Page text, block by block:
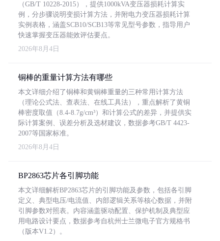
（GB/T 10228-2015），提供1000kVA变压器损耗计算实
例，分步骤说明变损计算方法，并附电力变压器损耗计算
实例表格，涵盖SCB10/SCB13等常见型号参数，指导用户
快速掌握变压器能效评估要点。
2026年8月4日
铜棒的重量计算方法有哪些
本文详细介绍了铜棒和黄铜棒重量的三种常用计算方法
（理论公式法、查表法、在线工具法），重点解析了黄铜
棒密度取值（8.4-8.7g/cm³）和计算公式的差异，并提供实
际计算案例、误差分析及选材建议，数据参考GB/T 4423-
2007等国家标准。
2026年8月4日
BP2863芯片各引脚功能
本文详细解析BP2863芯片的引脚功能及参数，包括各引脚
定义、典型电压/电流值、内部逻辑关系等核心数据，并附
引脚参数对照表。内容涵盖驱动配置、保护机制及典型应
用电路设计要点，数据参考自杭州士兰微电子官方规格书
（版本V1.2）。